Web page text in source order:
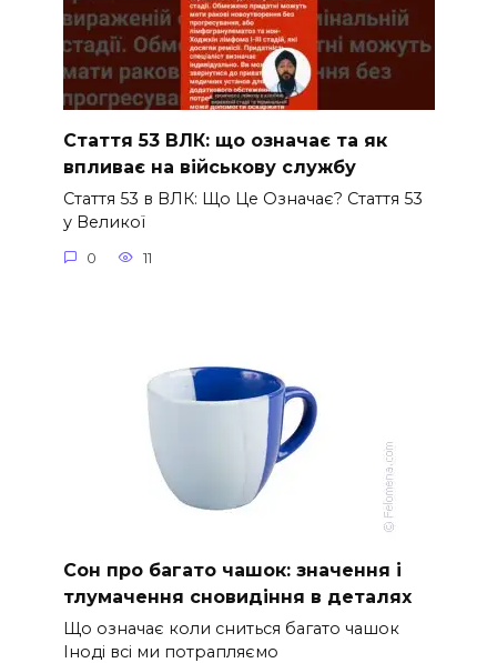
Стаття 53 ВЛК: що означає та як
впливає на військову службу
Стаття 53 в ВЛК: Що Це Означає? Стаття 53
у Великої
0 11
Сон про багато чашок: значення і
тлумачення сновидіння в деталях
Що означає коли сниться багато чашок
Іноді всі ми потрапляємо